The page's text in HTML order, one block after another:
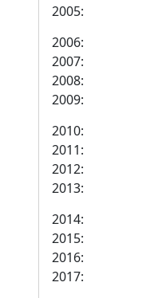
2005:
2006:
2007:
2008:
2009:
2010:
2011:
2012:
2013:
2014:
2015:
2016:
2017: